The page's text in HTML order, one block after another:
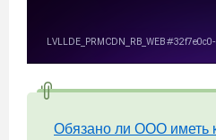
Обязано ли ООО иметь